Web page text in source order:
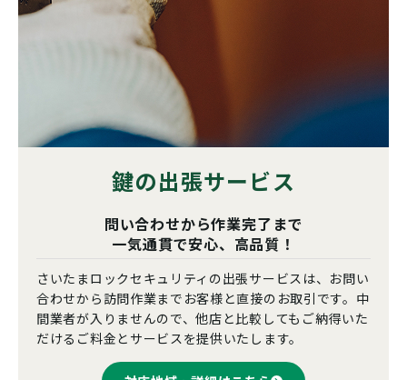
鍵の出張サービス
問い合わせから作業完了まで
一気通貫で安心、高品質！
さいたまロックセキュリティの出張サービスは、お問い
合わせから訪問作業までお客様と直接のお取引です。中
間業者が入りませんので、他店と比較してもご納得いた
だけるご料金とサービスを提供いたします。